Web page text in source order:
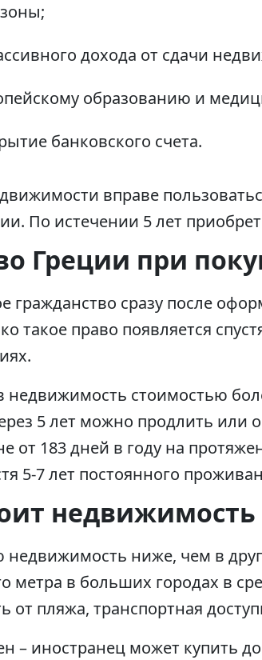
дохода от сдачи
образованию и
банковского счета.
вправе
По истечении 5 лет
Греции при
гражданство сразу после
такое право появляется
недвижимость стоимостью
5 лет можно продлить
от 183 дней в году на
5-7 лет постоянного
недвижимость ниже, чем в
метра в больших городах в
от пляжа, транспортная
– иностранец может купить